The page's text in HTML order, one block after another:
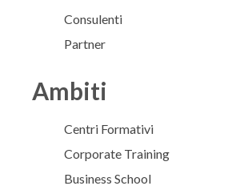
Consulenti
Partner
Ambiti
Centri Formativi
Corporate Training
Business School